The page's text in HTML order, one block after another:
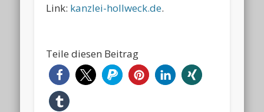
Link: kanzlei-hollweck.de.
Teile diesen Beitrag